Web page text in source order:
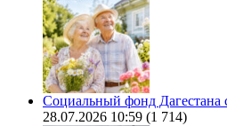
Социальный фонд Дагестана
28.07.2026 10:59 (1 714)